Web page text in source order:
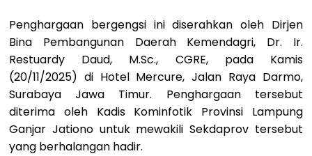
Penghargaan bergengsi ini diserahkan oleh Dirjen
Bina Pembangunan Daerah Kemendagri, Dr. Ir.
Restuardy Daud, M.Sc., CGRE, pada Kamis
(20/11/2025) di Hotel Mercure, Jalan Raya Darmo,
Surabaya Jawa Timur. Penghargaan tersebut
diterima oleh Kadis Kominfotik Provinsi Lampung
Ganjar Jationo untuk mewakili Sekdaprov tersebut
yang berhalangan hadir.